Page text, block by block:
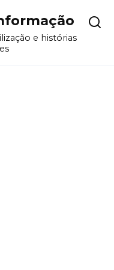
e histórias